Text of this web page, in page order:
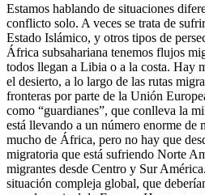
Estamos hablando de situaciones
conflicto solo. A veces se trata de
Estado Islámico, y otros tipos de
África subsahariana tenemos flujos
todos llegan a Libia o a la costa. Hay
el desierto, a lo largo de las rutas
fronteras por parte de la Unión
como “guardianes”, que conlleva la
está llevando a un número enorme de
mucho de África, pero no hay que
migratoria que está sufriendo Norte
migrantes desde Centro y Sur
situación compleja global, que